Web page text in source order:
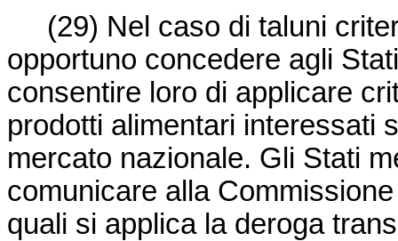
(29) Nel caso di taluni
opportuno concedere agli
consentire loro di applicare
prodotti alimentari interessati
mercato nazionale. Gli Stati
comunicare alla
quali si applica la deroga